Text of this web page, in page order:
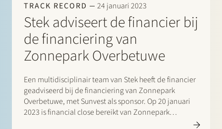
TRACK RECORD 24 januari 2023
Stek adviseert de financier bij
de financiering van
Zonnepark Overbetuwe
Een multidisciplinair team van Stek heeft de financier
geadviseerd bij de financiering van Zonnepark
Overbetuwe, met Sunvest als sponsor. Op 20 januari
2023 is financial close bereikt van Zonnepark